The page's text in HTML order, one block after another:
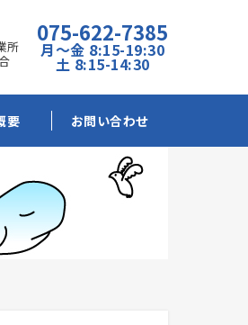
所
075-622-7385
月～金 8:15-19:30
土 8:15-14:30
要 お問い合わせ